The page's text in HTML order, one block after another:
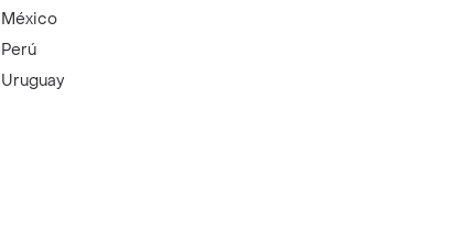
México
Perú
Uruguay